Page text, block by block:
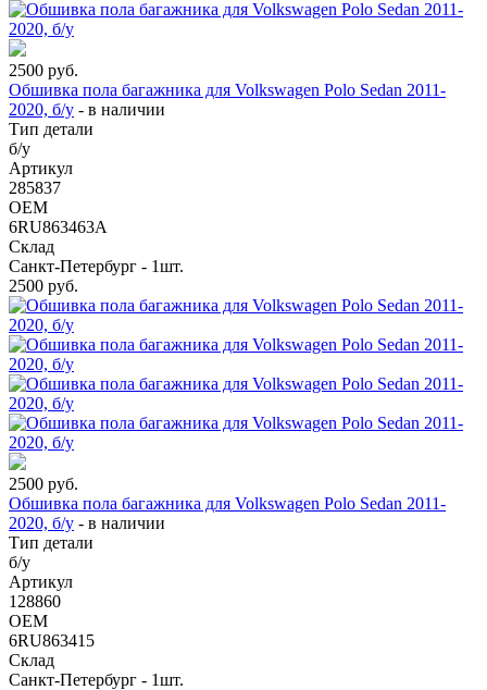
2500 руб.
Обшивка пола багажника для Volkswagen Polo Sedan 2011-
2020, б/у - в наличии
Тип детали
б/у
Артикул
285837
OEM
6RU863463A
Склад
Санкт-Петербург - 1шт.
2500 руб.
2500 руб.
Обшивка пола багажника для Volkswagen Polo Sedan 2011-
2020, б/у - в наличии
Тип детали
б/у
Артикул
128860
OEM
6RU863415
Склад
Санкт-Петербург - 1шт.